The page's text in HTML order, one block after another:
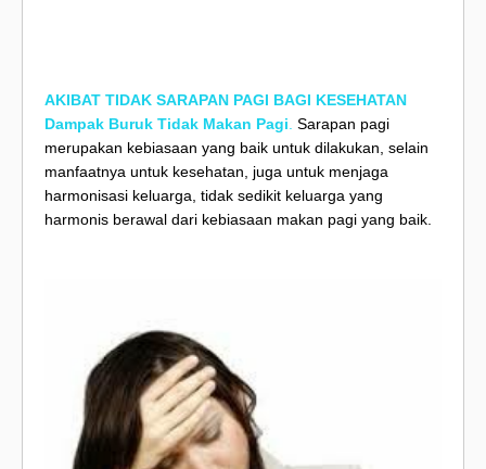
AKIBAT TIDAK SARAPAN PAGI BAGI KESEHATAN
Dampak Buruk Tidak Makan Pagi Sarapan pagi
merupakan kebiasaan yang baik untuk dilakukan, selain
manfaatnya untuk kesehatan, juga untuk menjaga
harmonisasi keluarga, tidak sedikit keluarga yang
harmonis berawal dari kebiasaan makan pagi yang baik.